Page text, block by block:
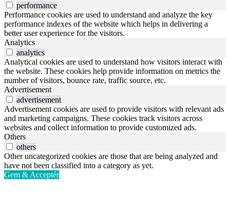
performance
Performance cookies are used to understand and analyze the key
performance indexes of the website which helps in delivering a
better user experience for the visitors.
Analytics
analytics
Analytical cookies are used to understand how visitors interact with
the website. These cookies help provide information on metrics the
number of visitors, bounce rate, traffic source, etc.
Advertisement
advertisement
Advertisement cookies are used to provide visitors with relevant ads
and marketing campaigns. These cookies track visitors across
websites and collect information to provide customized ads.
Others
others
Other uncategorized cookies are those that are being analyzed and
have not been classified into a category as yet.
Gem & Acceptér